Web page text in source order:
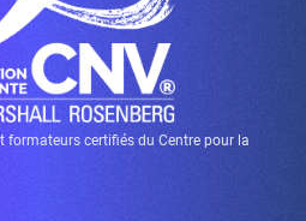
formateurs certifiés du Centre pour la